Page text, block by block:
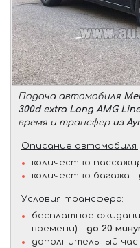
Подача автомобиля
300d extra Long AMG Line
время и трансфер из
Описание автомобиля:
количество
количество багажа –
Условия трансфера:
бесплатное
времени) – до 20
дополнительный